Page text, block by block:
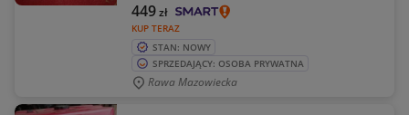
KUP TERAZ
449zł
STAN: NOWY
SPRZEDAJĄCY: OSOBA PRYWATNA
Rawa Mazowiecka